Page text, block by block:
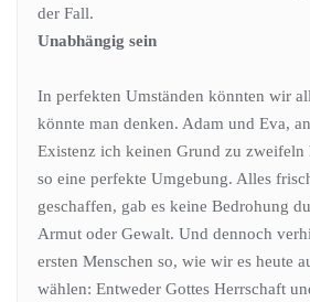
der Fall.
Unabhängig sein
In perfekten Umständen könnten wir
könnte man denken. Adam und Eva,
Existenz ich keinen Grund zu zweifeln
so eine perfekte Umgebung. Alles
geschaffen, gab es keine Bedrohung
Armut oder Gewalt. Und dennoch
ersten Menschen so, wie wir es heute
wählen: Entweder Gottes Herrschaft